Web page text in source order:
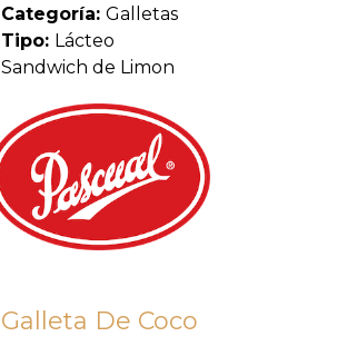
Categoría: Galletas
Tipo: Lácteo
Sandwich de Limon
Galleta De Coco